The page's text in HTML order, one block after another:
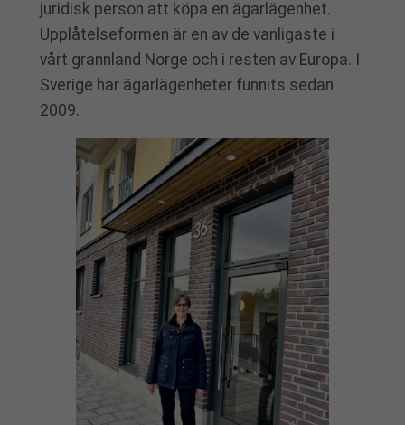
juridisk person att köpa en ägarlägenhet.
Upplåtelseformen är en av de vanligaste i
vårt grannland Norge och i resten av Europa. I
Sverige har ägarlägenheter funnits sedan
2009.